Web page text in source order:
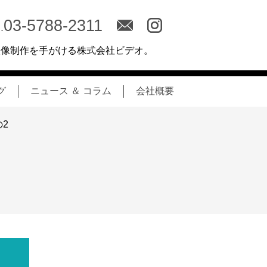
03-5788-2311
制作を手がける株式会社ビデオ。
ニュース ＆ コラム 会社概要
2